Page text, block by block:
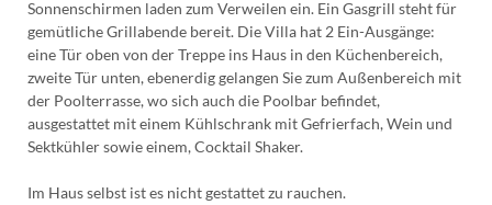
Sonnenschirmen laden zum Verweilen ein. Ein Gasgrill steht für
gemütliche Grillabende bereit. Die Villa hat 2 Ein-Ausgänge:
eine Tür oben von der Treppe ins Haus in den Küchenbereich,
zweite Tür unten, ebenerdig gelangen Sie zum Außenbereich mit
der Poolterrasse, wo sich auch die Poolbar befindet,
ausgestattet mit einem Kühlschrank mit Gefrierfach, Wein und
Sektkühler sowie einem, Cocktail Shaker.
Im Haus selbst ist es nicht gestattet zu rauchen.